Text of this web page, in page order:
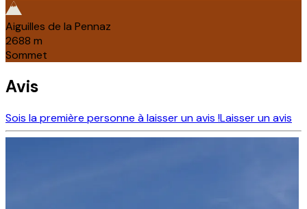
Aiguilles de la Pennaz
2688 m
Sommet
Avis
Sois la première personne à laisser un avis !Laisser un avis